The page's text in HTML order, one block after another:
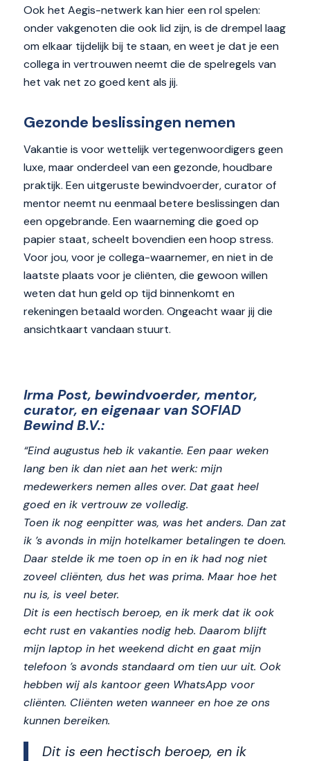
Ook het Aegis-netwerk kan hier een rol spelen:
onder vakgenoten die ook lid zijn, is de drempel laag
om elkaar tijdelijk bij te staan, en weet je dat je een
collega in vertrouwen neemt die de spelregels van
het vak net zo goed kent als jij.
Gezonde beslissingen nemen
Vakantie is voor wettelijk vertegenwoordigers geen
luxe, maar onderdeel van een gezonde, houdbare
praktijk. Een uitgeruste bewindvoerder, curator of
mentor neemt nu eenmaal betere beslissingen dan
een opgebrande. Een waarneming die goed op
papier staat, scheelt bovendien een hoop stress.
Voor jou, voor je collega-waarnemer, en niet in de
laatste plaats voor je cliënten, die gewoon willen
weten dat hun geld op tijd binnenkomt en
rekeningen betaald worden. Ongeacht waar jij die
ansichtkaart vandaan stuurt.
Irma Post, bewindvoerder, mentor,
curator, en eigenaar van SOFIAD
Bewind B.V.:
“Eind augustus heb ik vakantie. Een paar weken
lang ben ik dan niet aan het werk: mijn
medewerkers nemen alles over. Dat gaat heel
goed en ik vertrouw ze volledig.
Toen ik nog eenpitter was, was het anders. Dan zat
ik ’s avonds in mijn hotelkamer betalingen te doen.
Daar stelde ik me toen op in en ik had nog niet
zoveel cliënten, dus het was prima. Maar hoe het
nu is, is veel beter.
Dit is een hectisch beroep, en ik merk dat ik ook
echt rust en vakanties nodig heb. Daarom blijft
mijn laptop in het weekend dicht en gaat mijn
telefoon ’s avonds standaard om tien uur uit. Ook
hebben wij als kantoor geen WhatsApp voor
cliënten. Cliënten weten wanneer en hoe ze ons
kunnen bereiken.
Dit is een hectisch beroep, en ik